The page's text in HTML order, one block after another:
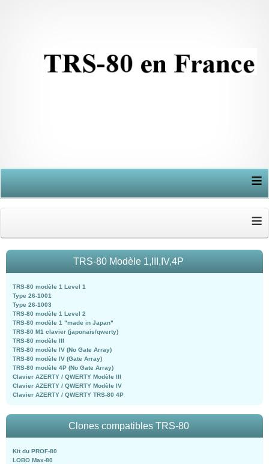
≡
≡
TRS-80 Modèle 1,III,IV,4P
TRS-80 modèle 1 Level 1
Type 26-1001
Type 26-1003
TRS-80 modèle 1 Level 2
TRS-80 modèle 1 "made in Japan"
TRS-80 M1 clavier (japonais/qwerty)
TRS-80 modèle III
TRS-80 modèle IV (No Gate Array)
TRS-80 modèle IV (Gate Array)
TRS-80 modèle 4P (No Gate Array)
Clavier AZERTY / QWERTY Modèle III
Clavier AZERTY / QWERTY Modèle IV
Clavier AZERTY / QWERTY TRS-80 4P
Clones compatibles TRS-80
Kit du PROF-80
LOBO Max-80